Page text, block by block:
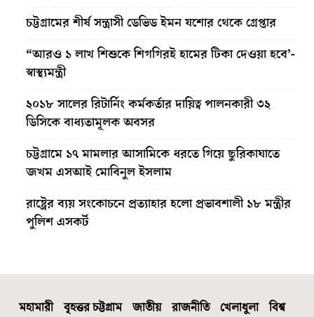
চট্টগ্রামের শীর্ষ সন্ত্রাসী ডেভিড ইমন যশোর থেকে গ্রেপ্তার
“আরও ১ লাখ শিশুকে শিগগিরই হামের টিকা দেওয়া হবে’-
স্বাস্থ্যমন্ত্রী
২০১৮ সালের রিটার্নিং কর্মকর্তার দায়িত্ব পালনকারী ৩২
ডিসিকে বাধ্যতামূলক অবসর
চট্টগ্রামে ১৭ মামলার আসামিকে ধরতে গিয়ে ছুরিকাঘাতে
জখম এসআই মোবিনুল ইসলাম
রাষ্ট্রের ব্যয় সংকোচনে প্রত্যাহার হলো প্রভাবশালী ১৮ মন্ত্রীর
পুলিশ এসকর্ট
মহামারী বৃহত্তর চট্টগ্রাম জাতীয় রাজনীতি খেলাধুলা
বিশ্ব